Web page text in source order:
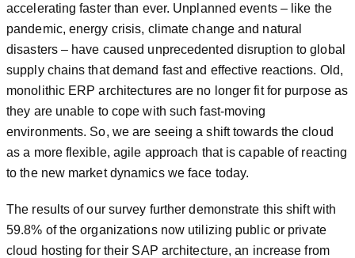
accelerating faster than ever. Unplanned events – like the
pandemic, energy crisis, climate change and natural
disasters – have caused unprecedented disruption to global
supply chains that demand fast and effective reactions. Old,
monolithic ERP architectures are no longer fit for purpose as
they are unable to cope with such fast-moving
environments. So, we are seeing a shift towards the cloud
as a more flexible, agile approach that is capable of reacting
to the new market dynamics we face today.
The results of our survey further demonstrate this shift with
59.8% of the organizations now utilizing public or private
cloud hosting for their SAP architecture, an increase from